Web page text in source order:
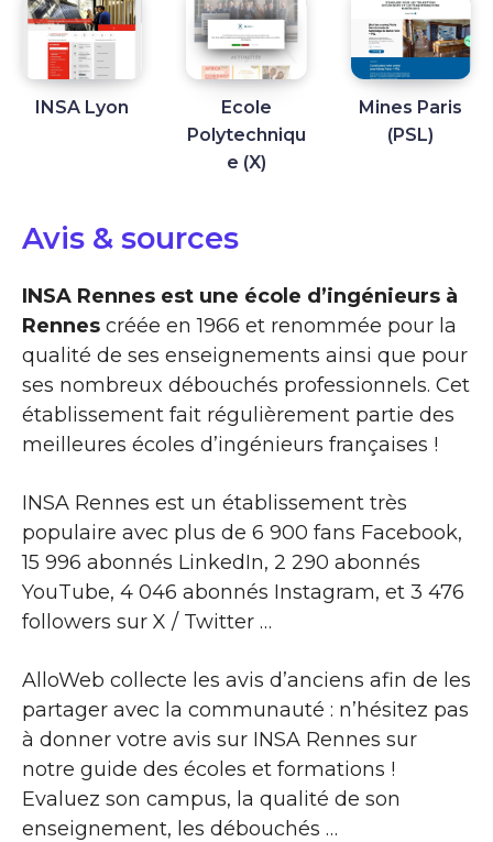
INSA Lyon
Ecole
Polytechniqu
e (X)
Mines Paris
(PSL)
Avis & sources
INSA Rennes est une école d’ingénieurs à
Rennes créée en 1966 et renommée pour la
qualité de ses enseignements ainsi que pour
ses nombreux débouchés professionnels. Cet
établissement fait régulièrement partie des
meilleures écoles d’ingénieurs françaises !
INSA Rennes est un établissement très
populaire avec plus de 6 900 fans Facebook,
15 996 abonnés LinkedIn, 2 290 abonnés
YouTube, 4 046 abonnés Instagram, et 3 476
followers sur X / Twitter …
AlloWeb collecte les avis d’anciens afin de les
partager avec la communauté : n’hésitez pas
à donner votre avis sur INSA Rennes sur
notre guide des écoles et formations !
Evaluez son campus, la qualité de son
enseignement, les débouchés …